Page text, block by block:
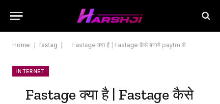
Home fastag Fastage क्या है | Fastage कैसे बनाये paytm से
INTERNET
Fastage क्या है | Fastage कैसे